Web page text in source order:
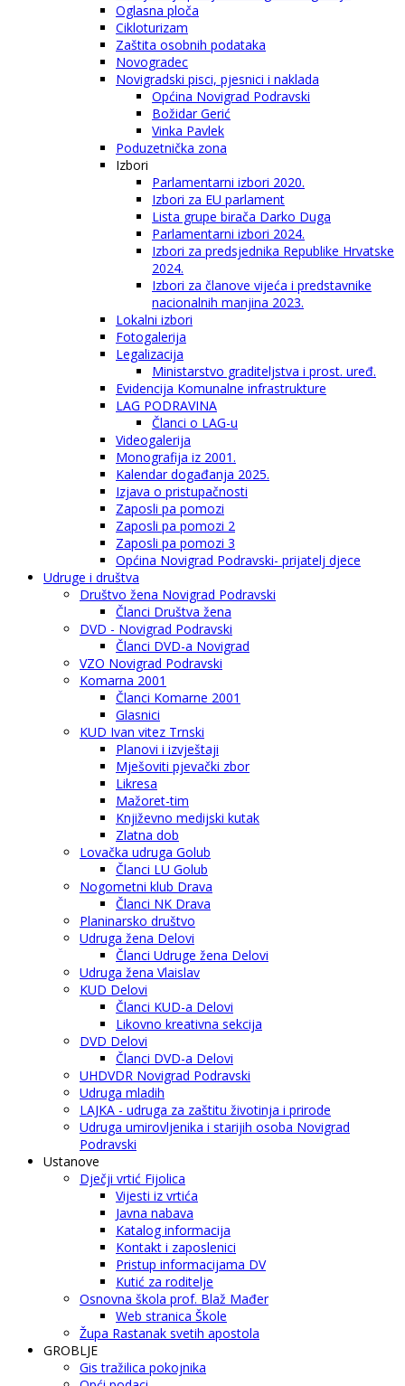
Oglasna ploča
Cikloturizam
Zaštita osobnih podataka
Novogradec
Novigradski pisci, pjesnici i naklada
Općina Novigrad Podravski
Božidar Gerić
Vinka Pavlek
Poduzetnička zona
Izbori
Parlamentarni izbori 2020.
Izbori za EU parlament
Lista grupe birača Darko Duga
Parlamentarni izbori 2024.
Izbori za predsjednika Republike Hrvatske
2024.
Izbori za članove vijeća i predstavnike
nacionalnih manjina 2023.
Lokalni izbori
Fotogalerija
Legalizacija
Ministarstvo graditeljstva i prost. uređ.
Evidencija Komunalne infrastrukture
LAG PODRAVINA
Članci o LAG-u
Videogalerija
Monografija iz 2001.
Kalendar događanja 2025.
Izjava o pristupačnosti
Zaposli pa pomozi
Zaposli pa pomozi 2
Zaposli pa pomozi 3
Općina Novigrad Podravski- prijatelj djece
Udruge i društva
Društvo žena Novigrad Podravski
Članci Društva žena
DVD - Novigrad Podravski
Članci DVD-a Novigrad
VZO Novigrad Podravski
Komarna 2001
Članci Komarne 2001
Glasnici
KUD Ivan vitez Trnski
Planovi i izvještaji
Mješoviti pjevački zbor
Likresa
Mažoret-tim
Književno medijski kutak
Zlatna dob
Lovačka udruga Golub
Članci LU Golub
Nogometni klub Drava
Članci NK Drava
Planinarsko društvo
Udruga žena Delovi
Članci Udruge žena Delovi
Udruga žena Vlaislav
KUD Delovi
Članci KUD-a Delovi
Likovno kreativna sekcija
DVD Delovi
Članci DVD-a Delovi
UHDVDR Novigrad Podravski
Udruga mladih
LAJKA - udruga za zaštitu životinja i prirode
Udruga umirovljenika i starijih osoba Novigrad
Podravski
Ustanove
Dječji vrtić Fijolica
Vijesti iz vrtića
Javna nabava
Katalog informacija
Kontakt i zaposlenici
Pristup informacijama DV
Kutić za roditelje
Osnovna škola prof. Blaž Mađer
Web stranica Škole
Župa Rastanak svetih apostola
GROBLJE
Gis tražilica pokojnika